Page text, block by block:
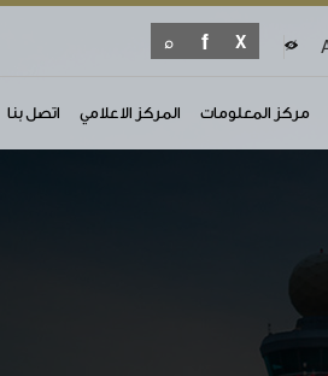
مركز المعلومات المركز الاعلامي اتصل بنا